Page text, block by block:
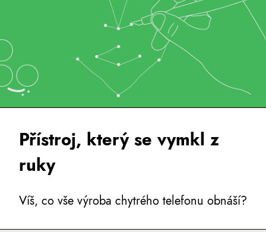
Přístroj, který se vymkl z
ruky
Víš, co vše výroba chytrého telefonu obnáší?